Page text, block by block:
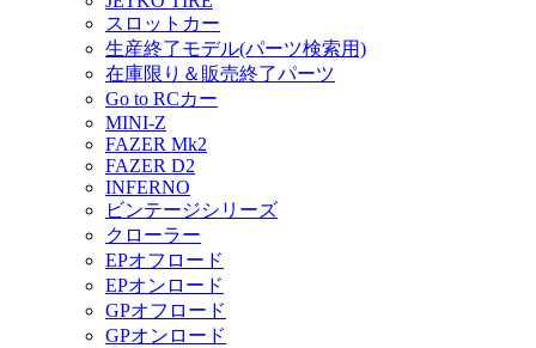
スロットカー
生産終了モデル(パーツ検索用)
在庫限り＆販売終了パーツ
Go to RCカー
MINI-Z
FAZER Mk2
FAZER D2
INFERNO
ビンテージシリーズ
クローラー
EPオフロード
EPオンロード
GPオフロード
GPオンロード